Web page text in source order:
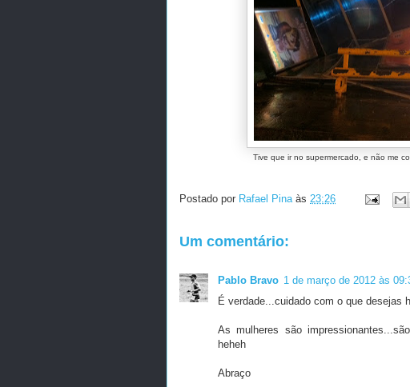
Tive que ir no supermercado, e não me
Postado por Rafael Pina às 23:26
Um comentário:
Pablo Bravo 1 de março de 2012 às
É verdade...cuidado com o que desejas
As mulheres são
heheh
Abraço